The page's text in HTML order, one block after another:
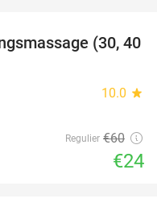
60%
(30, 40
10.0 star
Regulier €60
€24